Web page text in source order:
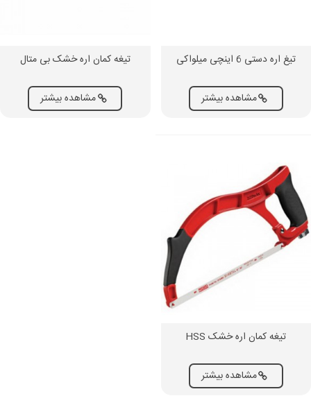
تیغ اره دستی 6 اینچی میلواکی
مشاهده بیشتر
تیغه کمان اره خشک بی متال
مشاهده بیشتر
تیغه کمان اره خشک HSS
مشاهده بیشتر